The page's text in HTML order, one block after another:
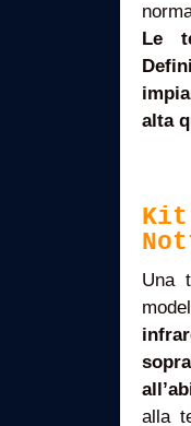
Le
alta
Kit
Una
alla